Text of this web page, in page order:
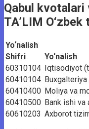
Qabul kvotalari
TA’LIM O‘zbek
Yo‘nalish
Shifri
Yo‘nalish
60310104 Iqtisodiyot
60410104 Buxgalteriya
60410400 Moliya va
60410500 Bank ishi va
60610203 Axborot